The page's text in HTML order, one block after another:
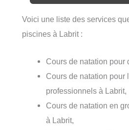
Voici une liste des services
piscines à Labrit :
Cours de natation pour
Cours de natation pour
professionnels à Labrit,
Cours de natation en
à Labrit,